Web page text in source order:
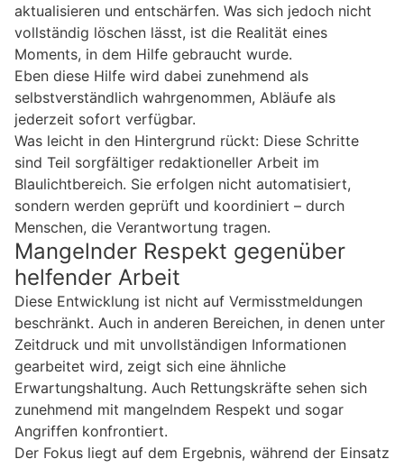
aktualisieren und entschärfen. Was sich jedoch nicht
vollständig löschen lässt, ist die Realität eines
Moments, in dem Hilfe gebraucht wurde.
Eben diese Hilfe wird dabei zunehmend als
selbstverständlich wahrgenommen, Abläufe als
jederzeit sofort verfügbar.
Was leicht in den Hintergrund rückt: Diese Schritte
sind Teil sorgfältiger redaktioneller Arbeit im
Blaulichtbereich. Sie erfolgen nicht automatisiert,
sondern werden geprüft und koordiniert – durch
Menschen, die Verantwortung tragen.
Mangelnder Respekt gegenüber
helfender Arbeit
Diese Entwicklung ist nicht auf Vermisstmeldungen
beschränkt. Auch in anderen Bereichen, in denen unter
Zeitdruck und mit unvollständigen Informationen
gearbeitet wird, zeigt sich eine ähnliche
Erwartungshaltung. Auch Rettungskräfte sehen sich
zunehmend mit mangelndem Respekt und sogar
Angriffen konfrontiert.
Der Fokus liegt auf dem Ergebnis, während der Einsatz